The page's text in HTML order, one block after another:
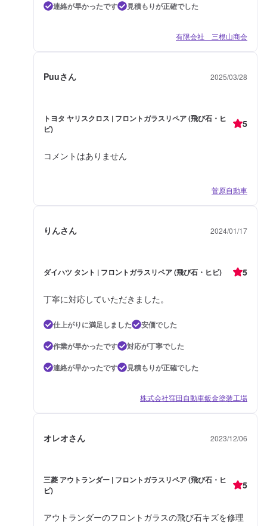
連絡が早かったです
見積もりが正確でした
有限会社 三根山商会
Puuさん 2025/03/28
トヨタ ヤリスクロス | フロントガラスリペア (飛び石・ヒ
ビ)
5
コメントはありません
菅原自動車
りんさん 2024/01/17
ダイハツ タント | フロントガラスリペア (飛び石・ヒビ) 5
丁寧に対応していただきました。
仕上がりに満足しました
安価でした
作業が早かったです
対応が丁寧でした
連絡が早かったです
見積もりが正確でした
株式会社窪田自動車鈑金塗装工場
オレオさん 2023/12/06
三菱 アウトランダー | フロントガラスリペア (飛び石・ヒ
ビ)
5
アウトランダーのフロントガラスの飛び石キズを修理